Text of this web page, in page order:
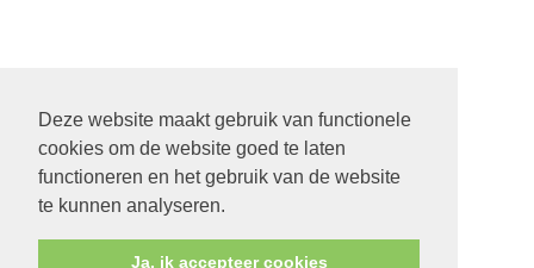
Deze website maakt gebruik van functionele
cookies om de website goed te laten
functioneren en het gebruik van de website
te kunnen analyseren.
Ja, ik accepteer cookies
22 SEPTEMBER STARTDIENST MET ALLE PASTORES. 9.30
UUR IN DE ONTMOETING IN SCHEEMDA